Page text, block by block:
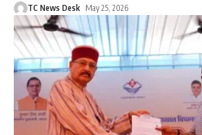
TC News Desk May 25, 2026